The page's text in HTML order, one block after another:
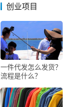
创业项目
一件代发怎么发货？
流程是什么？